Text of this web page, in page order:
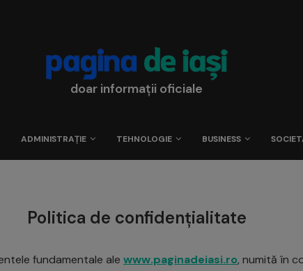
doar informații oficiale
ADMINISTRAȚIE TEHNOLOGIE BUSINESS
Politica de confidențialitate
fundamentale ale www.paginadeiasi.ro, numită în